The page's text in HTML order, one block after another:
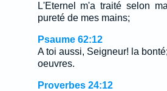
L'Eternel m'a traité selon
pureté de mes mains;
Psaume 62:12
A toi aussi, Seigneur! la
oeuvres.
Proverbes 24:12